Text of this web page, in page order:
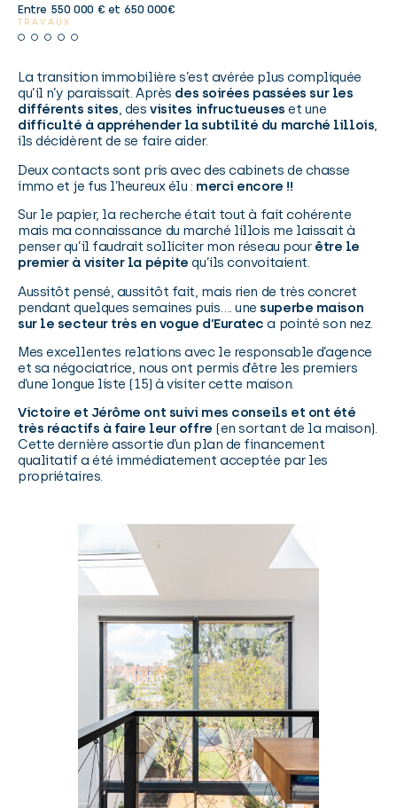
Entre 550 000 € et 650 000€
TRAVAUX
☆ ☆ ☆ ☆ ☆
La transition immobilière s’est avérée plus compliquée
qu’il n’y paraissait. Après des soirées passées sur les
différents sites, desvisites infructueuses et une
difficulté à appréhender la subtilité du marché lillois,
ils décidèrent de se faire aider.
Deux contacts sont pris avec des cabinets de chasse
immo et je fus l’heureux élu : merci encore !!
Sur le papier, la recherche était tout à fait cohérente
mais ma connaissance du marché lillois me laissait à
penser qu’il faudrait solliciter mon réseau pour être le
premier à visiter la pépite qu’ils convoitaient.
Aussitôt pensé, aussitôt fait, mais rien de très concret
pendant quelques semaines puis…. unesuperbe maison
sur le secteur très en vogue d’Euratec a pointé son nez.
Mes excellentes relations avec le responsable d’agence
et sa négociatrice, nous ont permis d’être les premiers
d’une longue liste (15) à visiter cette maison.
Victoire et Jérôme ont suivi mes conseils et ont été
très réactifs à faire leur offre (en sortant de la maison).
Cette dernière assortie d’un plan de financement
qualitatif a été immédiatement acceptée par les
propriétaires.